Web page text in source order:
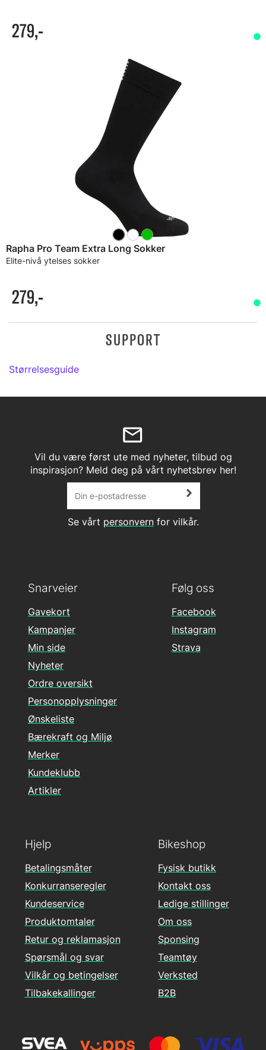
279,-
Rapha Pro Team Extra Long Sokker
Elite-nivå ytelses sokker
279,-
SUPPORT
Størrelsesguide
Vil du være først ute med nyheter, tilbud og
inspirasjon? Meld deg på vårt nyhetsbrev her!
Se vårt personvernfor vilkår.
Følg oss
Facebook
Instagram
Strava
Hjelp
Betalingsmåter
Konkurranseregler
Kundeservice
Produktomtaler
Retur og reklamasjon
Spørsmål og svar
Vilkår og betingelser
Tilbakekallinger
Snarveier
Gavekort
Kampanjer
Min side
Nyheter
Ordre oversikt
Personopplysninger
Ønskeliste
Bærekraft og Miljø
Merker
Kundeklubb
Artikler
Bikeshop
Fysisk butikk
Kontakt oss
Ledige stillinger
Om oss
Sponsing
Teamtøy
Verksted
B2B